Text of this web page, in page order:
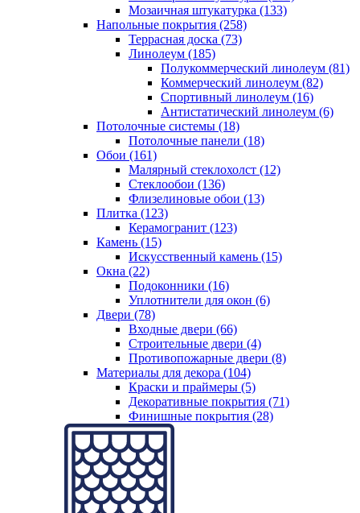
Мозаичная штукатурка (133)
Напольные покрытия (258)
Террасная доска (73)
Линолеум (185)
Полукоммерческий линолеум (81)
Коммерческий линолеум (82)
Спортивный линолеум (16)
Антистатический линолеум (6)
Потолочные системы (18)
Потолочные панели (18)
Обои (161)
Малярный стеклохолст (12)
Стеклообои (136)
Флизелиновые обои (13)
Плитка (123)
Керамогранит (123)
Камень (15)
Искусственный камень (15)
Окна (22)
Подоконники (16)
Уплотнители для окон (6)
Двери (78)
Входные двери (66)
Строительные двери (4)
Противопожарные двери (8)
Материалы для декора (104)
Краски и праймеры (5)
Декоративные покрытия (71)
Финишные покрытия (28)